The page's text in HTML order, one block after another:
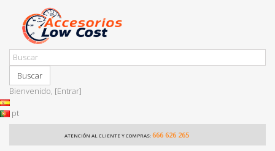
Buscar
Bienvenido, [Entrar]
pt
ATENCIÓN AL CLIENTE Y COMPRAS: 666 626 265